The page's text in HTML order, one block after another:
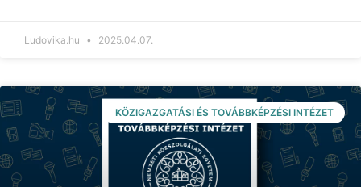
Ludovika.hu 2025.04.07.
KÖZIGAZGATÁSI ÉS TOVÁBBKÉPZÉSI INTÉZET